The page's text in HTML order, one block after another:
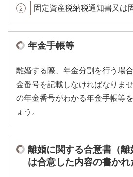
固定資産税納税通知書又は
年金手帳等
離婚する際、年金分割を行う場
金番号を記載しなければなりま
の年金番号がわかる年金手帳等
ょう。
離婚に関する合意書（離
は合意した内容の書かれ